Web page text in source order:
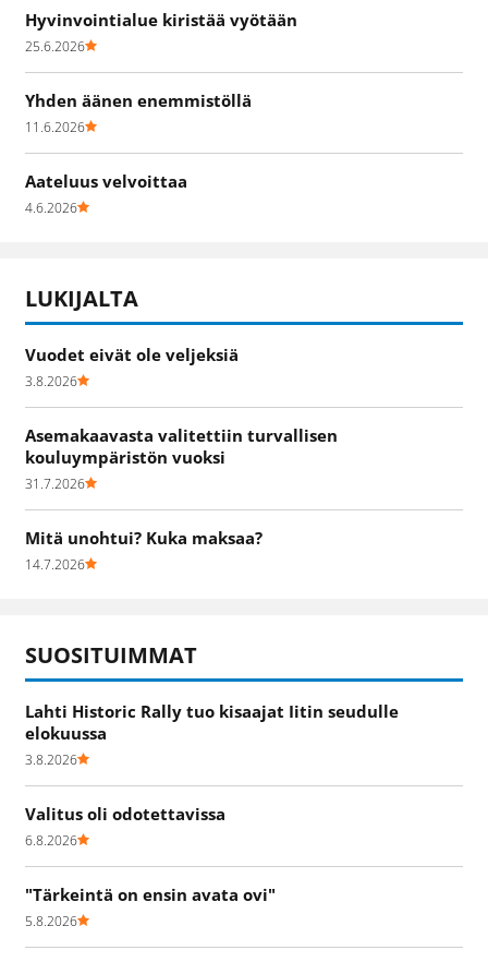
Hyvinvointialue kiristää vyötään
25.6.2026
Yhden äänen enemmistöllä
11.6.2026
Aateluus velvoittaa
4.6.2026
LUKIJALTA
Vuodet eivät ole veljeksiä
3.8.2026
Asemakaavasta valitettiin turvallisen
kouluympäristön vuoksi
31.7.2026
Mitä unohtui? Kuka maksaa?
14.7.2026
SUOSITUIMMAT
Lahti Historic Rally tuo kisaajat Iitin seudulle
elokuussa
3.8.2026
Valitus oli odotettavissa
6.8.2026
"Tärkeintä on ensin avata ovi"
5.8.2026